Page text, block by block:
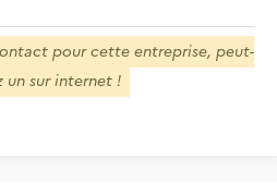
pour cette entreprise, peut-
un sur internet !